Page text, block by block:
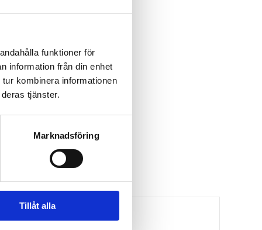
funktioner för
information från din enhet
kombinera informationen
tjänster.
Marknadsföring
Tillåt alla